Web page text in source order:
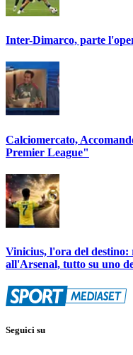
Inter-Dimarco, parte
Calciomercato,
Premier League"
Vinicius, l'ora del destino:
all'Arsenal, tutto su uno
Seguici su